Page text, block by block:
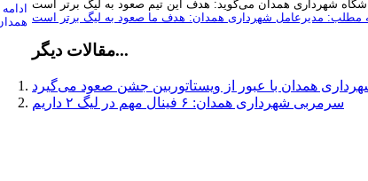
مطلب: مدیرعامل شهرداری همدان: هدف ما صعود به لیگ برتر است
مقالات دیگر...
همدان با عبور از ویستاتوربین جشن صعود می‌گیرد
سرمربی شهرداری همدان: ۶ فینال مهم در لیگ ۲ داریم